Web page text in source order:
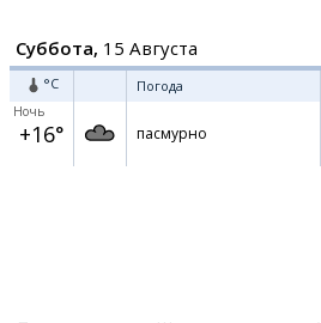
Суббота, 15 Августа
°C Погода
Ночь
+16° пасмурно